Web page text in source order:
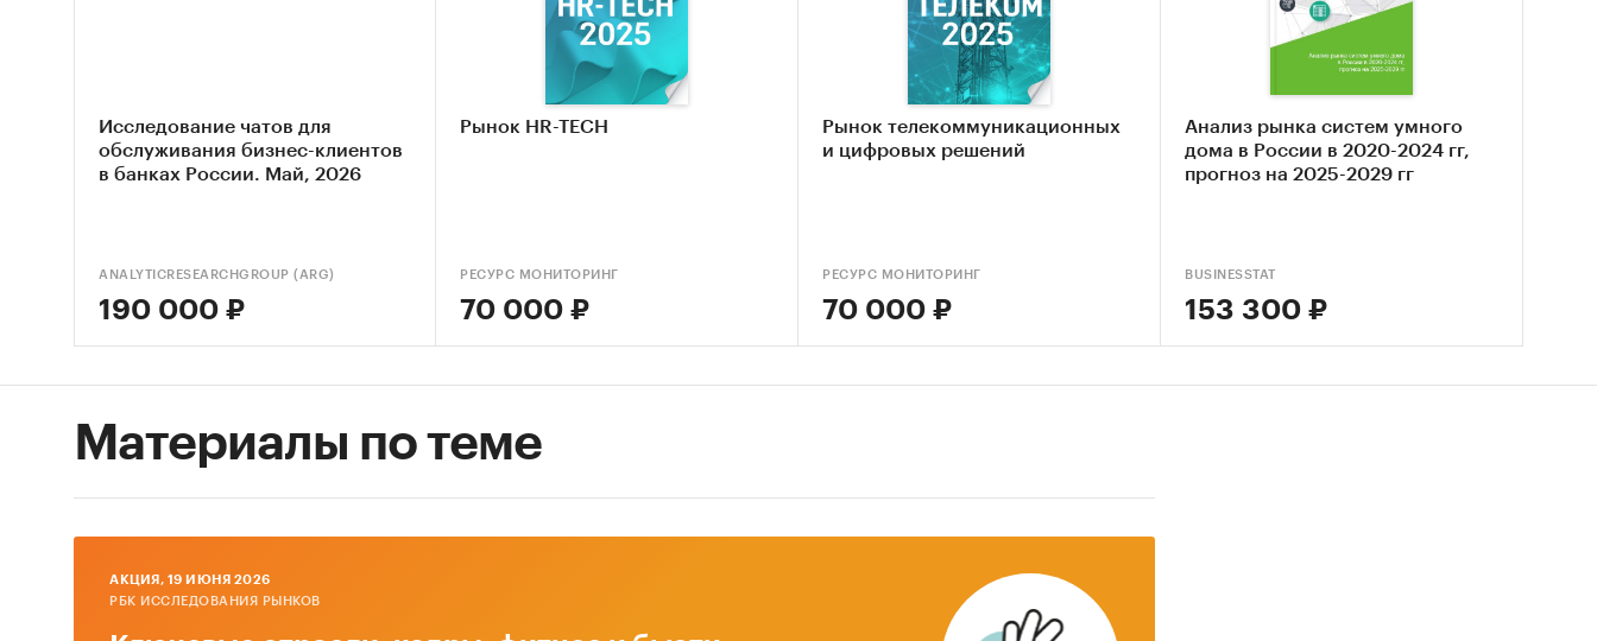
Исследование чатов для
обслуживания бизнес-клиентов
в банках России. Май, 2026
ANALYTICRESEARCHGROUP (ARG)
190 000 ₽
Рынок HR-TECH
РЕСУРС МОНИТОРИНГ
70 000 ₽
Рынок телекоммуникационных
и цифровых решений
РЕСУРС МОНИТОРИНГ
70 000 ₽
Анализ рынка систем умного
дома в России в 2020-2024 гг,
прогноз на 2025-2029 гг
BUSINESSTAT
153 300 ₽
Материалы по теме
AКЦИЯ, 19 ИЮНЯ 2026
РБК ИССЛЕДОВАНИЯ РЫНКОВ